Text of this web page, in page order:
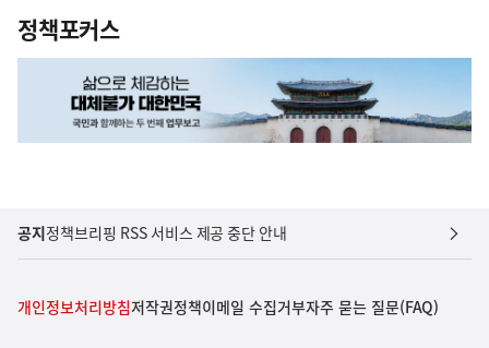
정책포커스
공지정책브리핑 RSS 서비스 제공 중단 안내
개인정보처리방침저작권정책이메일 수집거부자주 묻는 질문(FAQ)